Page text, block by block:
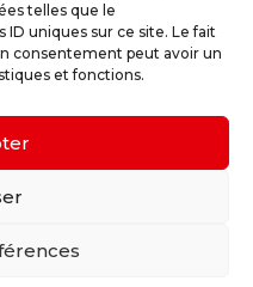
telles que le
uniques sur ce site. Le fait
consentement peut avoir un
et fonctions.
vous